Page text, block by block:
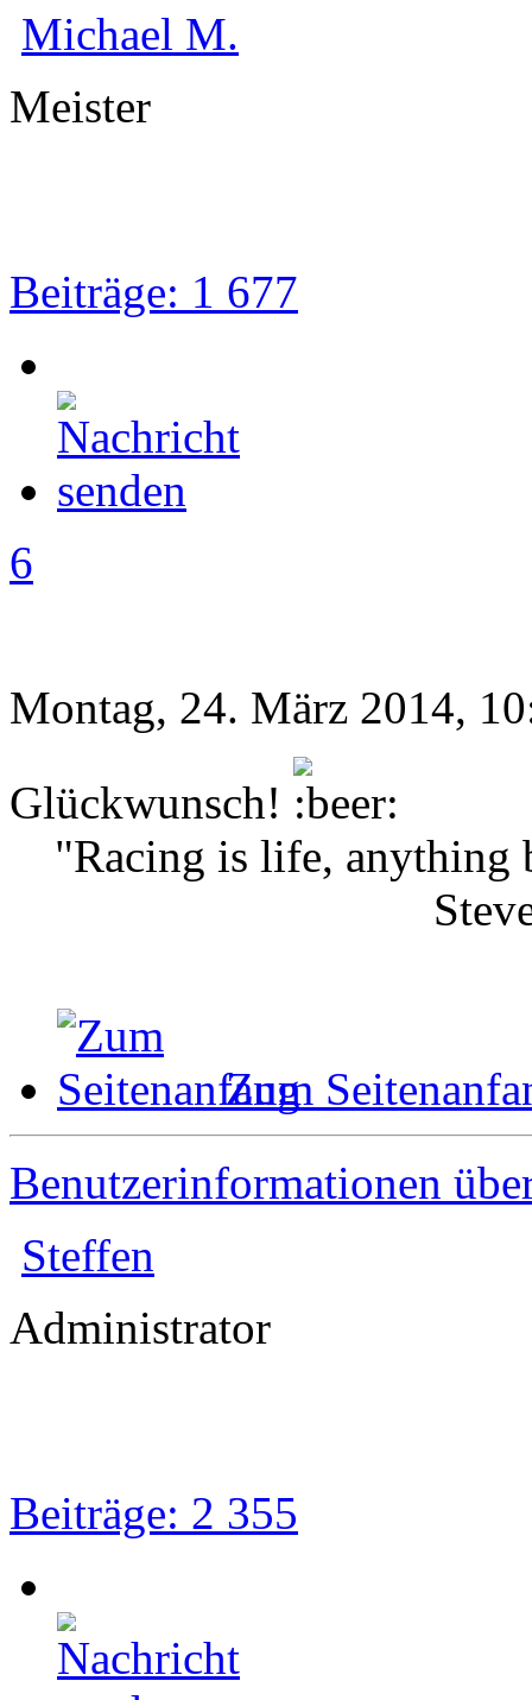
Michael M.
Meister
Beiträge: 1 677
6
Montag, 24. März 2014,
Glückwunsch!
"Racing is life, anything
Zum
Benutzerinformationen
Steffen
Administrator
Beiträge: 2 355